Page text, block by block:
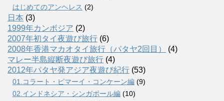
はじめてのアンヘレス (2)
日本 (3)
1999年カンボジア (2)
2007年初タイ夜遊び旅行 (6)
2008年香港マカオタイ旅行（パタヤ2回目）
(4)
マレー半島縦断夜遊び旅行 (4)
2012年パタヤ発アジア夜遊び紀行 (53)
01.コラート・ピマーイ・コンケーン編 (9)
02.インドネシア・シンガポール編 (10)